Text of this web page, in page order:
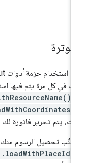
في كل مرة يتم فيها
يتم تحرير فاتورة لك
تحصيل الرسوم منك
أو